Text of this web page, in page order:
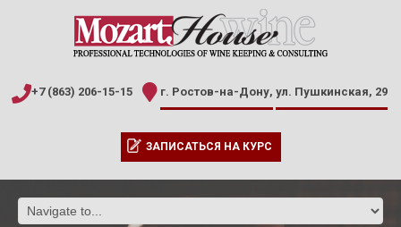
+7 (863) 206-15-15 г. Ростов-на-Дону, ул. Пушкинская, 29
ЗАПИСАТЬСЯ НА КУРС